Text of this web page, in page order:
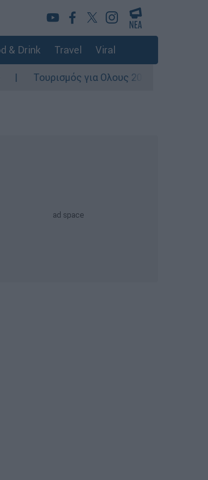
& Drink Travel Viral
για Ολους 2026-2027: Τα SOS για να